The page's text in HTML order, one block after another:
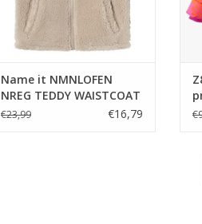
Name it NMNLOFEN
NREG TEDDY WAISTCOAT
Pure Cashmere
€23,99 €16,79